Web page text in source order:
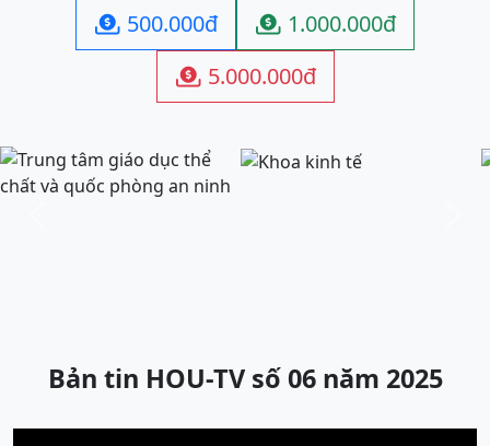
 500.000đ  1.000.000đ
 5.000.000đ
Bản tin HOU-TV số 06 năm 2025